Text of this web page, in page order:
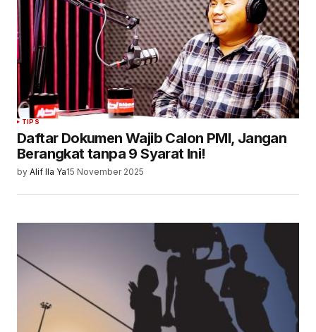
TIPS
Daftar Dokumen Wajib Calon PMI, Jangan
Berangkat tanpa 9 Syarat Ini!
by Alif Ila Ya15 November 2025